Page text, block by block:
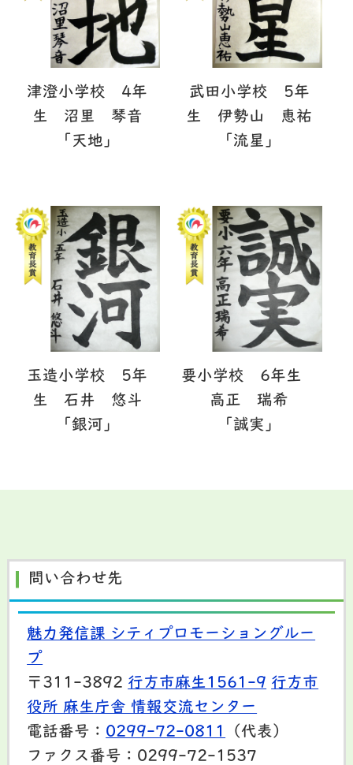
津澄小学校 4年
生 沼里 琴音
「天地」
武田小学校 5年
生 伊勢山 恵祐
「流星」
玉造小学校 5年
生 石井 悠斗
「銀河」
要小学校 6年生
高正 瑞希
「誠実」
問い合わせ先
魅力発信課 シティプロモーショングルー
プ
〒311-3892 行方市麻生1561-9 行方市
役所 麻生庁舎 情報交流センター
電話番号： 0299-72-0811
（代表）
ファクス番号：0299-72-1537